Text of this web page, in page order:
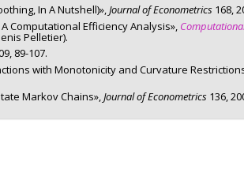
Lange,Jian Li,Pierre Lasserre
Québec - Société et culture (FQRSC)
Regroupements stratégiques
In A Nutshell)»,Journal of Econometrics 168,
Computational Efficiency Analysis»,
Pelletier).
89-107.
with Monotonicity and Curvature
Markov Chains»,Journal of Econometrics 136,